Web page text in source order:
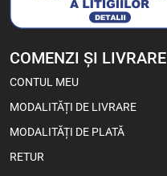
COMENZI ȘI LIVRARE
CONTUL MEU
MODALITĂȚI DE LIVRARE
MODALITĂȚI DE PLATĂ
RETUR